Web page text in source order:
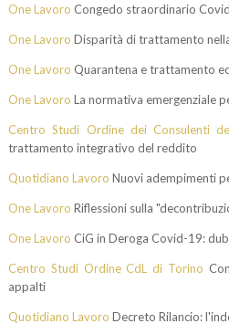
One Lavoro Congedo straordinario
One Lavoro Disparità di trattamento
One Lavoro Quarantena e trattamento
One Lavoro La normativa emergenziale
Centro Studi Ordine dei Consulenti
trattamento integrativo del reddito
Quotidiano Lavoro Nuovi adempimenti
One Lavoro Riflessioni sulla
One Lavoro CiG in Deroga Covid-19:
Centro Studi Ordine CdL di Torino
appalti
Quotidiano Lavoro Decreto Rilancio: